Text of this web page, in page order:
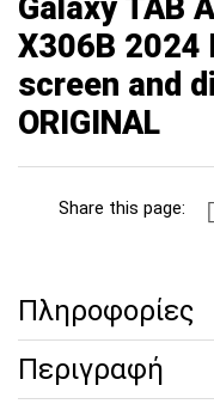
Galaxy TAB
X306B 2024
screen and
ORIGINAL
Share this page:
Πληροφορίες
Περιγραφή